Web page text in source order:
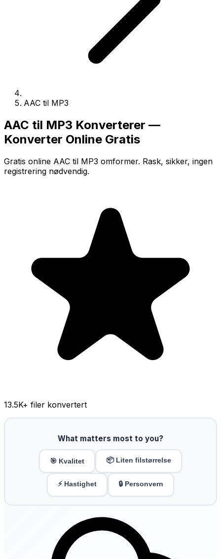
AAC til MP3
AAC til MP3 Konverterer —
Konverter Online Gratis
Gratis online AAC til MP3 omformer. Rask, sikker, ingen
registrering nødvendig.
13.5K+ filer konvertert
What matters most to you?
🎯 Kvalitet 📦 Liten filstørrelse
⚡ Hastighet 🔒 Personvern